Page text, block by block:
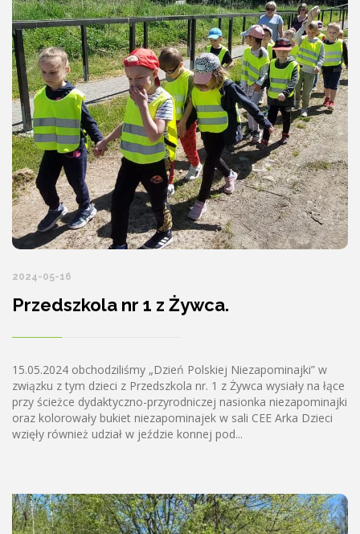
2024-05-16
Przedszkola nr 1 z Żywca.
15.05.2024 obchodziliśmy „Dzień Polskiej Niezapominajki” w
związku z tym dzieci z Przedszkola nr. 1 z Żywca wysiały na łące
przy ścieżce dydaktyczno-przyrodniczej nasionka niezapominajki
oraz kolorowały bukiet niezapominajek w sali CEE Arka Dzieci
wzięły również udział w jeździe konnej pod...